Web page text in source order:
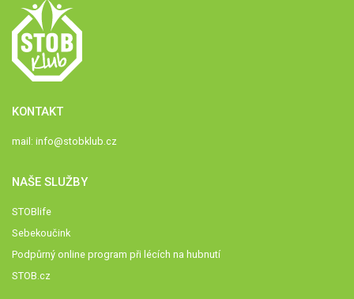
KONTAKT
mail: info@stobklub.cz
NAŠE SLUŽBY
STOBlife
Sebekoučink
Podpůrný online program při lécích na hubnutí
STOB.cz